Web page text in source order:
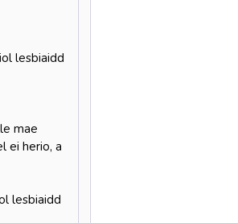
lesbiaidd
mae
ei herio, a
lesbiaidd